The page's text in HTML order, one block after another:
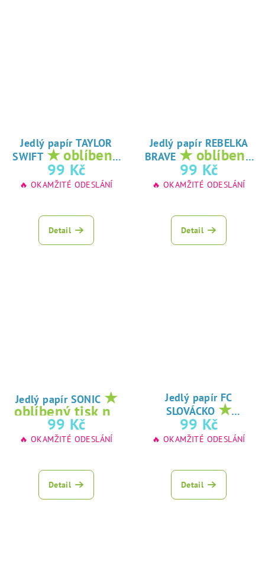
Jedlý papír TAYLOR
SWIFT ★ oblíbený
tisk na jedlý
papír
99 Kč
🔥 OKAMŽITÉ ODESLÁNÍ
Detail
Jedlý papír REBELKA
BRAVE ★ oblíbený
tisk na jedlý
papír
99 Kč
🔥 OKAMŽITÉ ODESLÁNÍ
Detail
Jedlý papír SONIC ★
oblíbený tisk na
jedlý papír
99 Kč
🔥 OKAMŽITÉ ODESLÁNÍ
Detail
Jedlý papír FC
SLOVÁCKO ★
oblíbený tisk na
jedlý papír
99 Kč
🔥 OKAMŽITÉ ODESLÁNÍ
Detail